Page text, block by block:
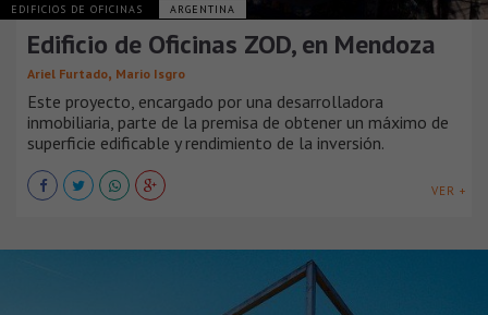
EDIFICIOS DE OFICINAS ARGENTINA
Edificio de Oficinas ZOD, en Mendoza
Ariel Furtado, Mario Isgro
Este proyecto, encargado por una desarrolladora
inmobiliaria, parte de la premisa de obtener un máximo de
superficie edificable y rendimiento de la inversión.
VER +